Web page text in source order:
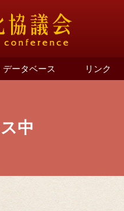
ータベース リンク
中